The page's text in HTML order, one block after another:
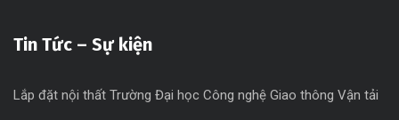
Tin Tức – Sự kiện
Lắp đặt nội thất Trường Đại học Công nghệ Giao thông Vận tải